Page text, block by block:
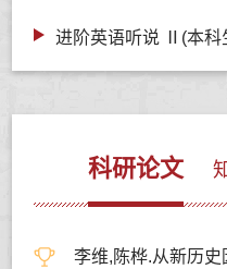
进阶英语听说 Ⅱ(本科
科研论文
李维,陈桦.从新历史